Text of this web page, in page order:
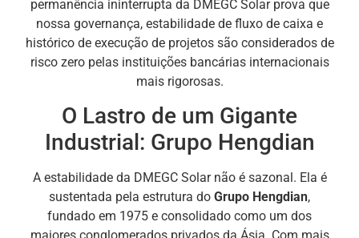
permanência ininterrupta da DMEGC Solar prova que
nossa governança, estabilidade de fluxo de caixa e
histórico de execução de projetos são considerados de
risco zero pelas instituições bancárias internacionais
mais rigorosas.
O Lastro de um Gigante
Industrial: Grupo Hengdian
A estabilidade da DMEGC Solar não é sazonal. Ela é
sustentada pela estrutura do Grupo Hengdian,
fundado em 1975 e consolidado como um dos